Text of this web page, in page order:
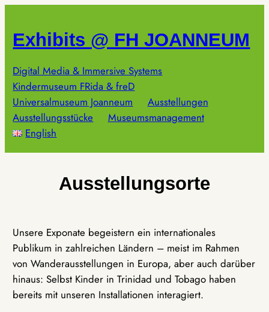
springen
Exhibits @ FH JOANNEUM
Digital Media & Immersive Systems
Kindermuseum FRida & freD
Universalmuseum Joanneum
Ausstellungen
Ausstellungsstücke
Museumsmanagement
English
Ausstellungsorte
Unsere Exponate begeistern ein internationales
Publikum in zahlreichen Ländern – meist im Rahmen
von Wanderausstellungen in Europa, aber auch darüber
hinaus: Selbst Kinder in Trinidad und Tobago haben
bereits mit unseren Installationen interagiert.